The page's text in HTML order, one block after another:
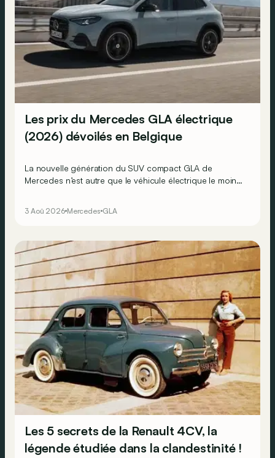
Les prix du Mercedes GLA électrique
(2026) dévoilés en Belgique
La nouvelle génération du SUV compact GLA de
Mercedes n’est autre que le véhicule électrique le moins
3 Aoû 2026 Mercedes GLA
Les 5 secrets de la Renault 4CV, la
légende étudiée dans la clandestinité !